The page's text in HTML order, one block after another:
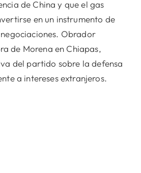
de China y que el gas
en un instrumento de
Obrador
de Morena en Chiapas,
del partido sobre la defensa
a intereses extranjeros.